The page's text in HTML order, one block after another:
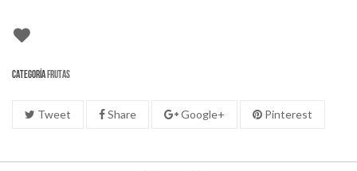
CategoríaFrutas
Tweet Share Google+ Pinterest